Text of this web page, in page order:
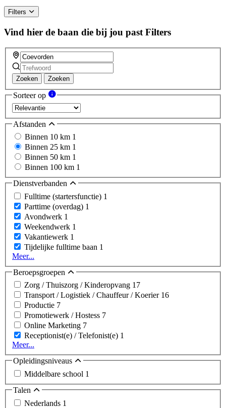
Filters
Vind hier de baan die bij jou past Filters
Zoeken Zoeken
Sorteer op
Afstanden
Binnen 10 km 1
Binnen 25 km 1
Binnen 50 km 1
Binnen 100 km 1
Dienstverbanden
Fulltime (startersfunctie) 1
Parttime (overdag) 1
Avondwerk 1
Weekendwerk 1
Vakantiewerk 1
Tijdelijke fulltime baan 1
Meer...
Beroepsgroepen
Zorg / Thuiszorg / Kinderopvang 17
Transport / Logistiek / Chauffeur / Koerier 16
Productie 7
Promotiewerk / Hostess 7
Online Marketing 7
Receptionist(e) / Telefonist(e) 1
Meer...
Opleidingsniveaus
Middelbare school 1
Talen
Nederlands 1